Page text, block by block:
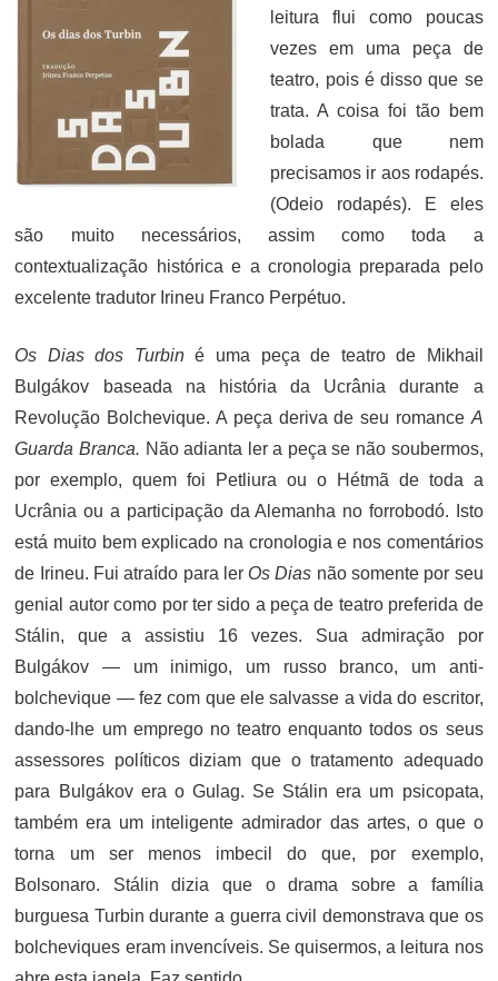
leitura flui como poucas
vezes em uma peça de
teatro, pois é disso que se
trata. A coisa foi tão bem
bolada que nem
precisamos ir aos rodapés.
(Odeio rodapés). E eles
são muito necessários, assim como toda a
contextualização histórica e a cronologia preparada pelo
excelente tradutor Irineu Franco Perpétuo.
Os Dias dos Turbiné uma peça de teatro de Mikhail
Bulgákov baseada na história da Ucrânia durante a
Revolução Bolchevique. A peça deriva de seu romance A
Guarda Branca. Não adianta ler a peça se não soubermos,
por exemplo, quem foi Petliura ou o Hétmã de toda a
Ucrânia ou a participação da Alemanha no forrobodó. Isto
está muito bem explicado na cronologia e nos comentários
de Irineu. Fui atraído para ler Os Dias não somente por seu
genial autor como por ter sido a peça de teatro preferida de
Stálin, que a assistiu 16 vezes. Sua admiração por
Bulgákov — um inimigo, um russo branco, um anti-
bolchevique — fez com que ele salvasse a vida do escritor,
dando-lhe um emprego no teatro enquanto todos os seus
assessores políticos diziam que o tratamento adequado
para Bulgákov era o Gulag. Se Stálin era um psicopata,
também era um inteligente admirador das artes, o que o
torna um ser menos imbecil do que, por exemplo,
Bolsonaro. Stálin dizia que o drama sobre a família
burguesa Turbin durante a guerra civil demonstrava que os
bolcheviques eram invencíveis. Se quisermos, a leitura nos